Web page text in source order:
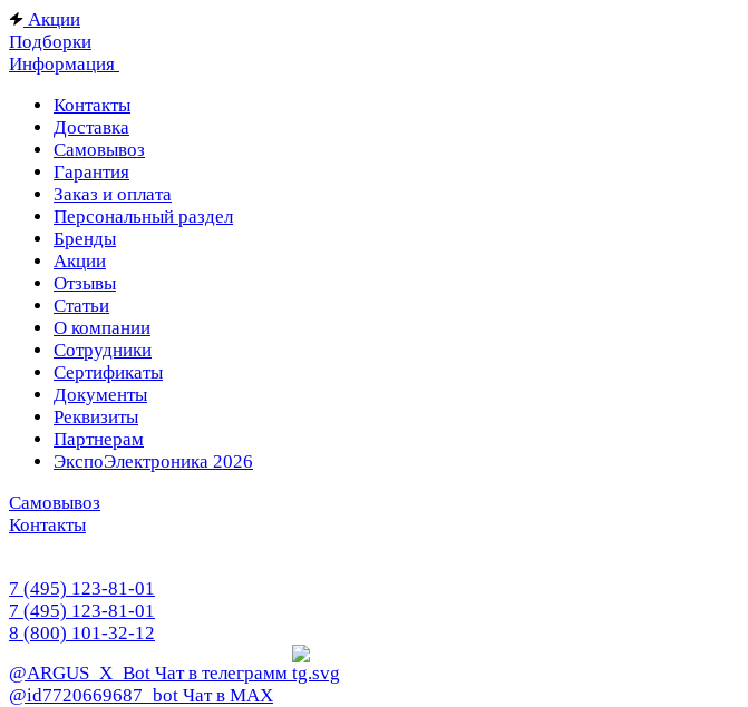
Акции
Подборки
Информация
Контакты
Доставка
Самовывоз
Гарантия
Заказ и оплата
Персональный раздел
Бренды
Акции
Отзывы
Статьи
О компании
Сотрудники
Сертификаты
Документы
Реквизиты
Партнерам
ЭкспоЭлектроника 2026
Самовывоз
Контакты
7 (495) 123-81-01
7 (495) 123-81-01
8 (800) 101-32-12
@ARGUS_X_Bot Чат в телеграмм
@id7720669687_bot Чат в МАХ